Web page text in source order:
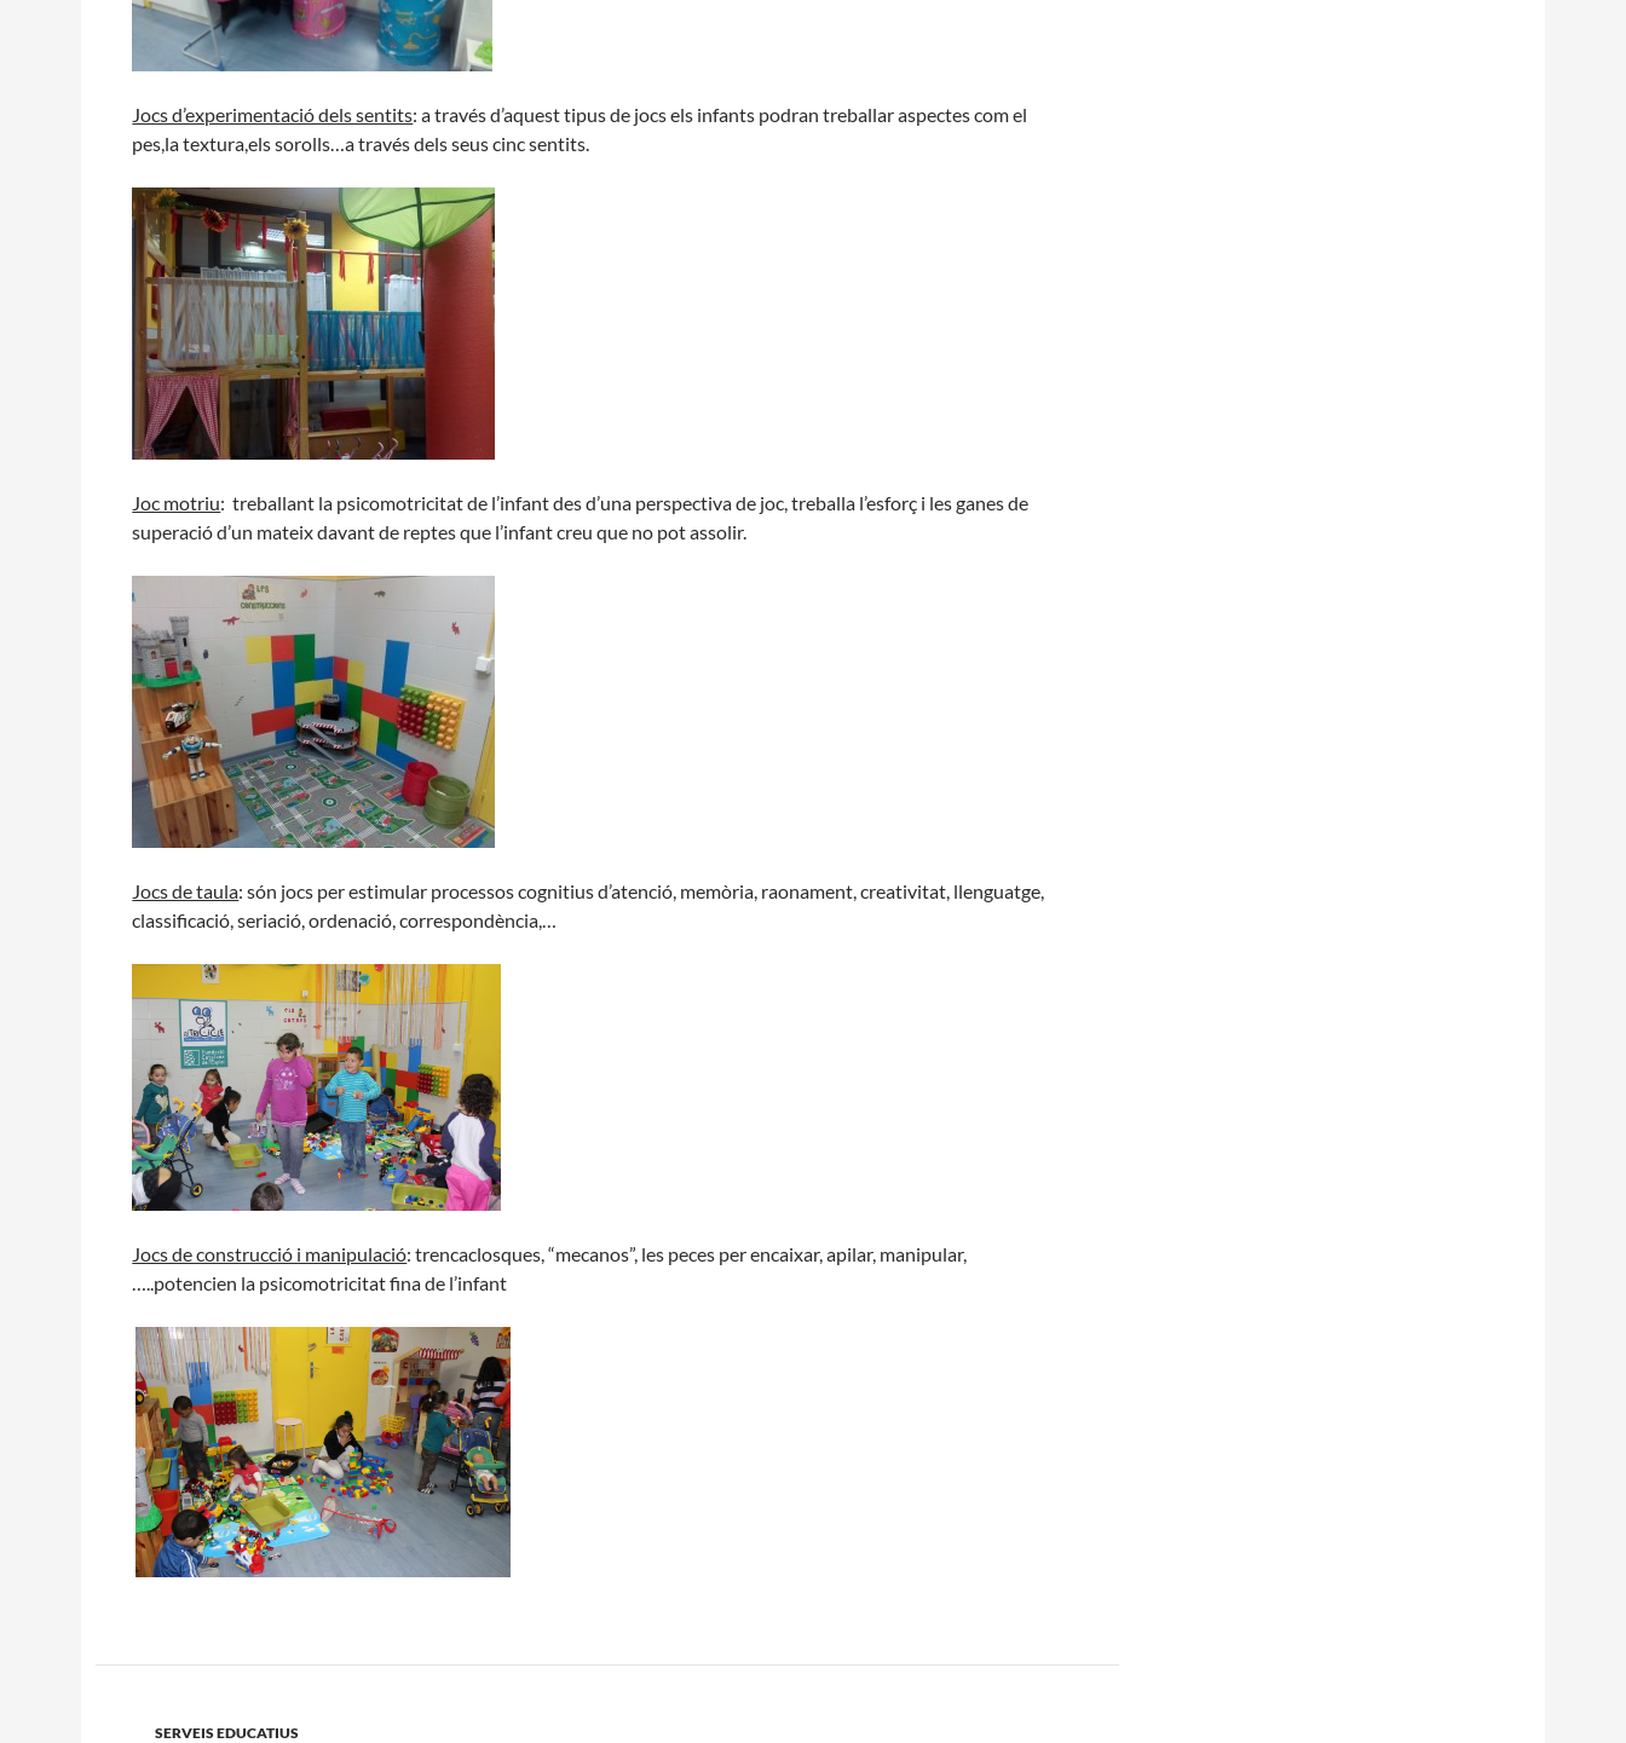
Jocs d’experimentació dels sentits: a través d’aquest tipus de jocs els infants podran treballar aspectes com el
pes,la textura,els sorolls…a través dels seus cinc sentits.
Joc motriu: treballant la psicomotricitat de l’infant des d’una perspectiva de joc, treballa l’esforç i les ganes de
superació d’un mateix davant de reptes que l’infant creu que no pot assolir.
Jocs de taula: són jocs per estimular processos cognitius d’atenció, memòria, raonament, creativitat, llenguatge,
classificació, seriació, ordenació, correspondència,…
Jocs de construcció i manipulació: trencaclosques, “mecanos”, les peces per encaixar, apilar, manipular,
…..potencien la psicomotricitat fina de l’infant
SERVEIS EDUCATIUS